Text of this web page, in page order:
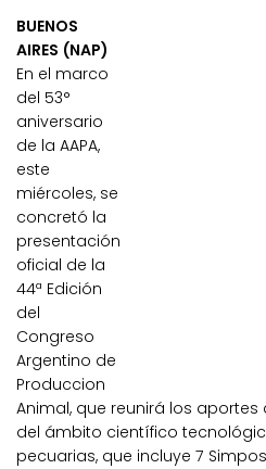
BUENOS
AIRES (NAP)
En el marco
del 53°
aniversario
de la AAPA,
este
miércoles, se
concretó la
presentación
oficial de la
44ª Edición
del
Congreso
Argentino de
Produccion
Animal, que reunirá los
del ámbito científico
pecuarias, que incluye 7